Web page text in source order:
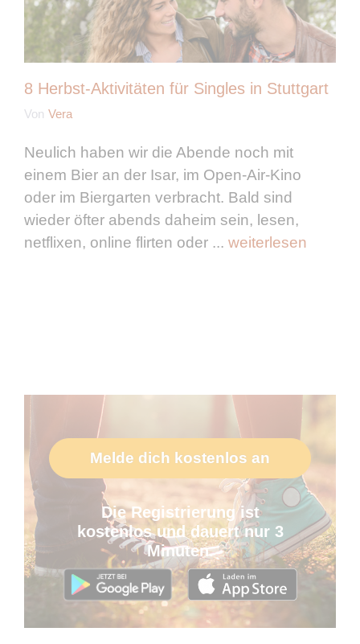
8 Herbst-Aktivitäten für Singles in Stuttgart
Von Vera
Neulich haben wir die Abende noch mit
einem Bier an der Isar, im Open-Air-Kino
oder im Biergarten verbracht. Bald sind
wieder öfter abends daheim sein, lesen,
netflixen, online flirten oder ... weiterlesen
Melde dich kostenlos an
Die Registrierung ist
kostenlos und dauert nur 3
Minuten.